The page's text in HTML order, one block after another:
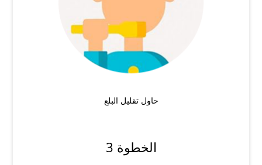
حاول تقليل البلع
الخطوة 3